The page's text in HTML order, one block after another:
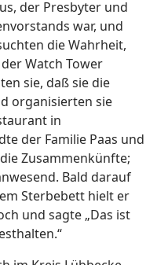
der Presbyter und
war, und
die Wahrheit,
Watch Tower
sie, daß sie die
organisierten sie
in
der Familie Paas und
Zusammenkünfte;
Bald darauf
Sterbebett hielt er
und sagte „Das ist